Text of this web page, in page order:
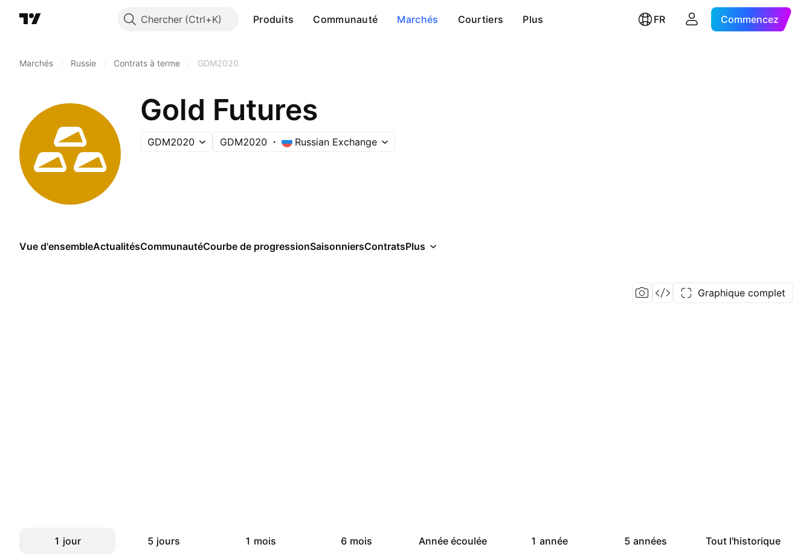
Chercher Produits Communauté Marchés Courtiers Plus FR Commencez
Marchés Russie Contrats à terme GDM2020
Gold Futures
GDM2020 GDM2020 Russian Exchange
Vue d'ensembleActualitésCommunautéCourbe de progressionSaisonniersContratsPlus
Graphique complet
1 jour 5 jours 1 mois 6 mois Année écoulée 1 année 5 années Tout l'historique